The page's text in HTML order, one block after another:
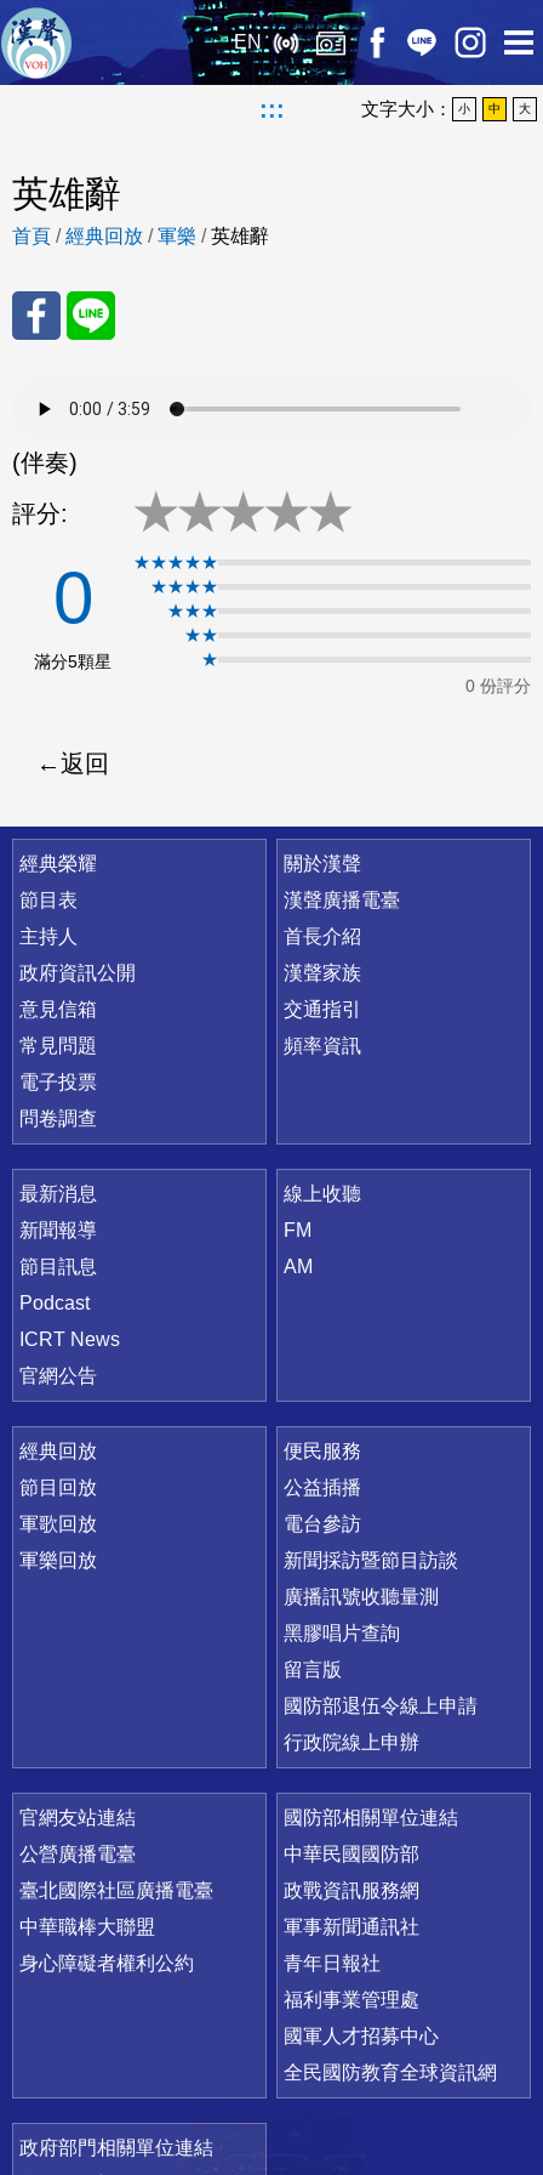
EN
::: 文字大小： 小 中 大
英雄辭
首頁 /經典回放 /軍樂 /英雄辭
Fac
eBo
Line
(伴奏)
評分:
★★★★★
0
滿分5顆星
★★★★★
★★★★
★★★
★★
★
0 份評分
返回
快速連結
經典榮耀
節目表
主持人
政府資訊公開
意見信箱
常見問題
電子投票
問卷調查
關於漢聲
漢聲廣播電臺
首長介紹
漢聲家族
交通指引
頻率資訊
最新消息
新聞報導
節目訊息
Podcast
ICRT News
官網公告
線上收聽
FM
AM
經典回放
節目回放
軍歌回放
軍樂回放
便民服務
公益插播
電台參訪
新聞採訪暨節目訪談
廣播訊號收聽量測
黑膠唱片查詢
留言版
國防部退伍令線上申請
行政院線上申辦
官網友站連結
公營廣播電臺
臺北國際社區廣播電臺
中華職棒大聯盟
身心障礙者權利公約
國防部相關單位連結
中華民國國防部
政戰資訊服務網
軍事新聞通訊社
青年日報社
福利事業管理處
國軍人才招募中心
全民國防教育全球資訊網
政府部門相關單位連結